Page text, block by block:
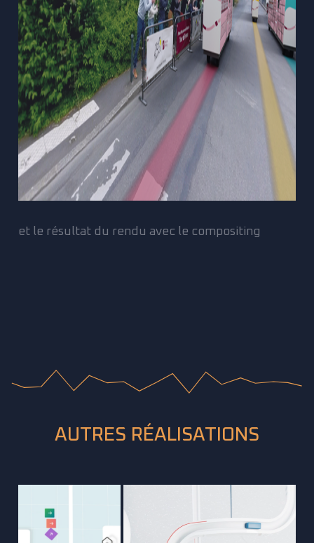
et le résultat du rendu avec le compositing
AUTRES RÉALISATIONS